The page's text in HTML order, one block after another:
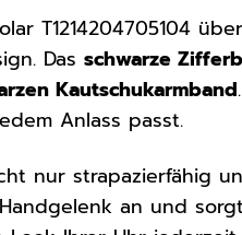
T1214204705104
Dasschwarze
Kautschukarmband
Anlass passt.
nur strapazierfähig
an und